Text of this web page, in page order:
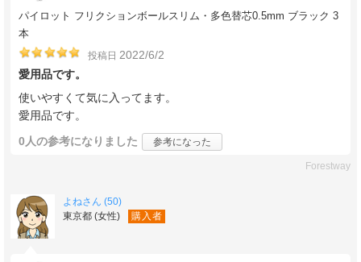
パイロット フリクションボールスリム・多色替芯0.5mm ブラック 3
本
投稿日 2022/6/2
愛用品です。
使いやすくて気に入ってます。
愛用品です。
0人の参考になりました 参考になった
Forestway
よねさん (50)
東京都 (女性)
購入者